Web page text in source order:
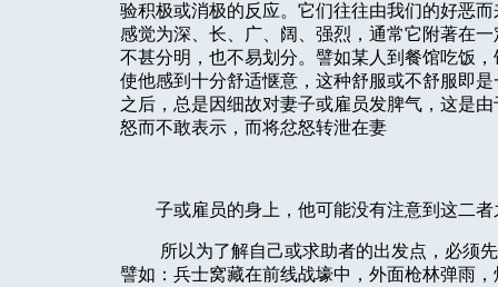
验积极或消极的反应。它们往往由我们的好恶
感觉为深、长、广、阔、强烈，通常它附著在
不甚分明，也不易划分。譬如某人到餐馆吃饭
使他感到十分舒适惬意，这种舒服或不舒服即
之后，总是因细故对妻子或雇员发脾气，这是
怒而不敢表示，而将忿怒转泄在妻
子或雇员的身上，他可能没有注意到这二
所以为了解自己或求助者的出发点，必须
譬如：兵士窝藏在前线战壕中，外面枪林弹雨